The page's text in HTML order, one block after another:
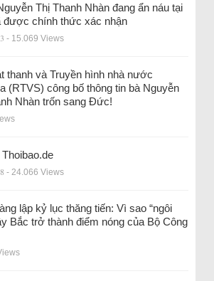
Thị Thanh Nhàn đang ẩn náu tại
chính thức xác nhận
- 15.069 Views
thanh và Truyền hình nhà nước
(RTVS) công bố thông tin bà Nguyễn
Nhàn trốn sang Đức!
- 24.066 Views
lập kỷ lục thăng tiến: Vì sao “ngôi
Bắc trở thành điểm nóng của Bộ Công